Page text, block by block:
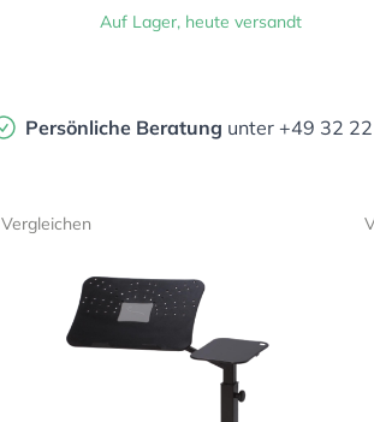
Auf Lager, heute versandt
Persönliche Beratung unter +49 32
Vergleichen